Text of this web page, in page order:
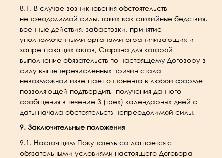
8.1. В случае возникновения обстоятельств
непреодолимой силы, таких как стихийные бедствия,
военные действия, забастовки, принятие
уполномоченными органами ограничивающих и
запрещающих актов, Сторона для которой
выполнение обязательств по настоящему Договору в
силу вышеперечисленных причин стала
невозможной извещает оппонента в любой форме
позволяющей подтвердить получения данного
сообщения в течение 3 (трех) календарных дней с
даты начала обстоятельств непреодолимой силы.
9. Заключительные положения
9.1. Настоящим Покупатель соглашается с
обязательными условиями настоящего Договора